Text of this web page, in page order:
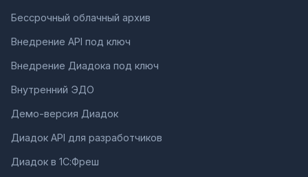
Бессрочный облачный архив
Внедрение API под ключ
Внедрение Диадока под ключ
Внутренний ЭДО
Демо-версия Диадок
Диадок API для разработчиков
Диадок в 1С:Фреш